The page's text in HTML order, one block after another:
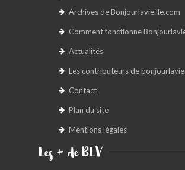
Archives de Bonjourlavieille.com
Comment fonctionne
Actualités
Les contributeurs de
Contact
Plan du site
Mentions légales
Les + de BLV